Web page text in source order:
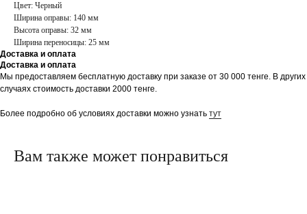
Цвет: Черный
Ширина оправы: 140 мм
Высота оправы: 32 мм
Ширина переносицы: 25 мм
Доставка и оплата
Доставка и оплата
Мы предоставляем бесплатную доставку при заказе от 30 000 тенге. В других
случаях стоимость доставки 2000 тенге.
Более подробно об условиях доставки можно узнать тут
Вам также может понравиться
ПОКУПАТЕЛЯМ МАГАЗИН
Доставка
Возврат и обмен
Блог